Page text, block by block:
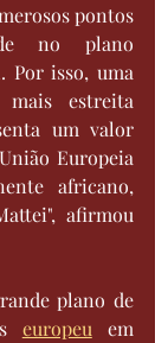
pontos
no plano
Por isso, uma
mais estreita
um valor
Europeia
africano,
afirmou
plano de
europeu em